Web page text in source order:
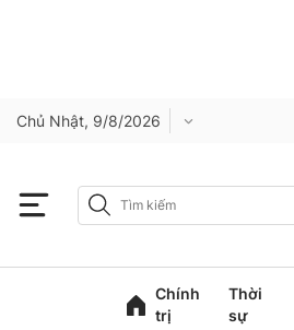
Chủ Nhật, 9/8/2026
Chính
trị
Thời
sự